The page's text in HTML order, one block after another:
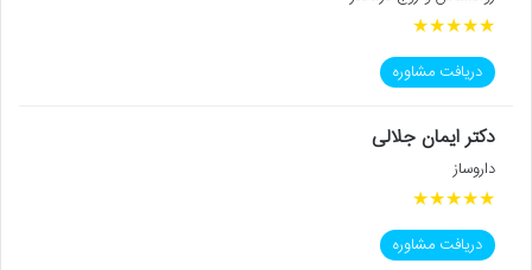
★
★
★
★
★
دریافت مشاوره
دکتر ایمان جلالی
داروساز
★
★
★
★
★
دریافت مشاوره